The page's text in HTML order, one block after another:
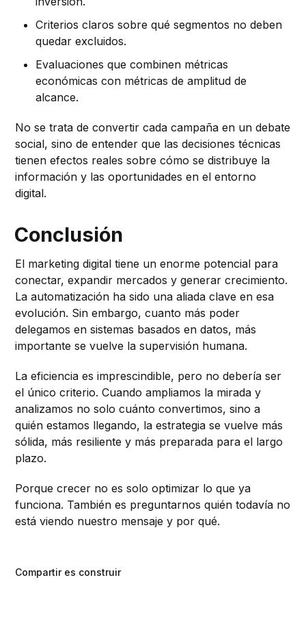
Criterios claros sobre qué segmentos no deben
quedar excluidos.
Evaluaciones que combinen métricas
económicas con métricas de amplitud de
alcance.
No se trata de convertir cada campaña en un debate
social, sino de entender que las decisiones técnicas
tienen efectos reales sobre cómo se distribuye la
información y las oportunidades en el entorno
digital.
Conclusión
El marketing digital tiene un enorme potencial para
conectar, expandir mercados y generar crecimiento.
La automatización ha sido una aliada clave en esa
evolución. Sin embargo, cuanto más poder
delegamos en sistemas basados en datos, más
importante se vuelve la supervisión humana.
La eficiencia es imprescindible, pero no debería ser
el único criterio. Cuando ampliamos la mirada y
analizamos no solo cuánto convertimos, sino a
quién estamos llegando, la estrategia se vuelve más
sólida, más resiliente y más preparada para el largo
plazo.
Porque crecer no es solo optimizar lo que ya
funciona. También es preguntarnos quién todavía no
está viendo nuestro mensaje y por qué.
Compartir es construir